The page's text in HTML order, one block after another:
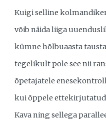
Kuigi selline
võib näida liiga
kümne hõlbuaasta
tegelikult pole see nii
õpetajatele
kui õppele
Kava ning sellega